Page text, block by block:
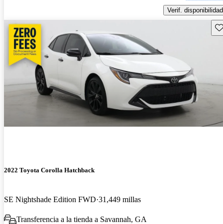
Verif. disponibilidad
2022 Toyota Corolla Hatchback
SE Nightshade Edition FWD 31,449 millas
Transferencia a la tienda a Savannah, GA